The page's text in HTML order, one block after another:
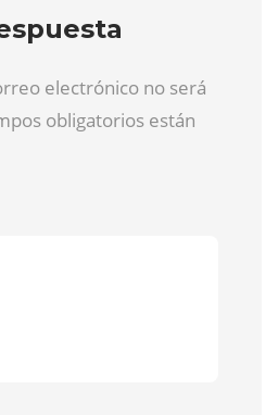
electrónico no será
obligatorios están